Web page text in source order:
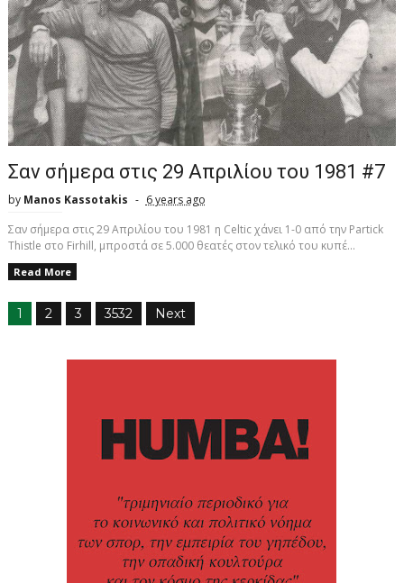
Σαν σήμερα στις 29 Απριλίου του 1981 #7
by Manos Kassotakis
6 years ago
Σαν σήμερα στις 29 Απριλίου του 1981 η Celtic χάνει 1-0 από την Partick
Thistle στο Firhill, μπροστά σε 5.000 θεατές στον τελικό του κυπέ...
Read More
1 2 3 3532 Next